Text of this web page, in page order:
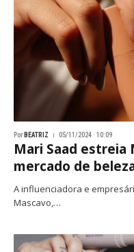
Por BEATRIZ 05/11/2024 · 10:09
Mari Saad estreia
mercado de
A influenciadora e
Mascavo,…